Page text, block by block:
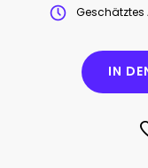
IN